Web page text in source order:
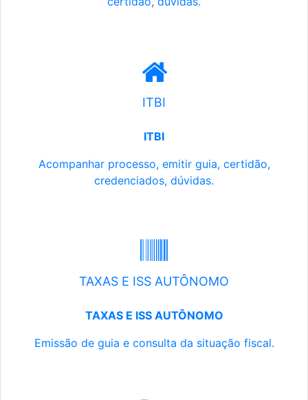
ITBI
ITBI
Acompanhar processo, emitir guia, certidão,
credenciados, dúvidas.
TAXAS E ISS AUTÔNOMO
TAXAS E ISS AUTÔNOMO
Emissão de guia e consulta da situação fiscal.